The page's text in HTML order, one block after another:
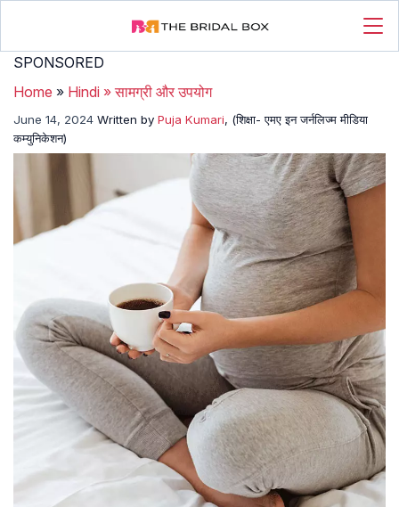
SPONSORED
Home » Hindi »सामग्री और उपयोग
June 14, 2024 Written by Puja Kumari, (शिक्षा- एमए इन जर्नलिज्म मीडिया
कम्युनिकेशन)